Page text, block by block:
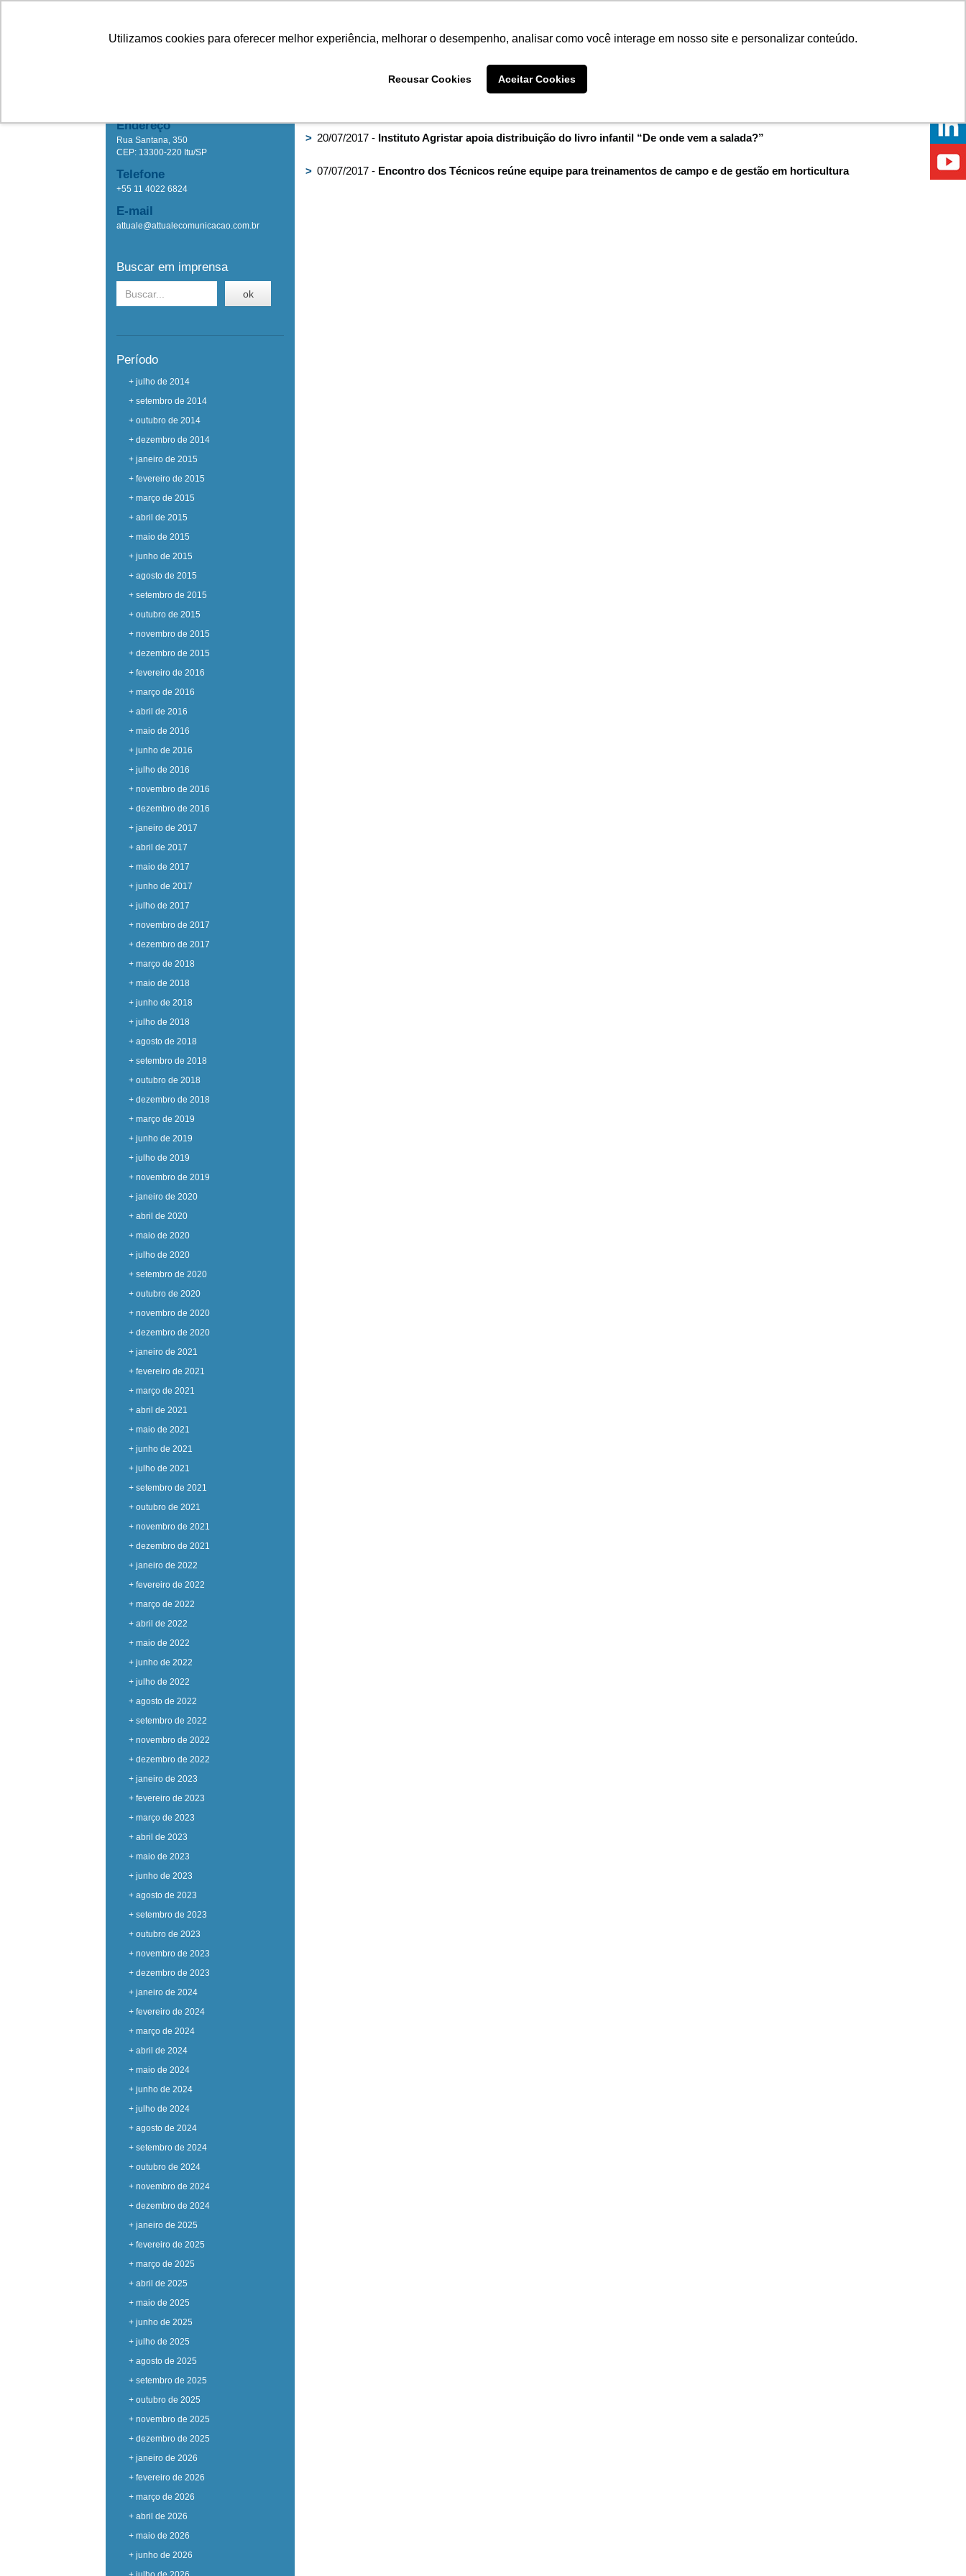
Utilizamos cookies para oferecer melhor experiência, melhorar o desempenho, analisar como você interage em nosso site e personalizar conteúdo.
Recusar Cookies Aceitar Cookies
Endereço
Rua Santana, 350
CEP: 13300-220 Itu/SP
Telefone
+55 11 4022 6824
E-mail
attuale@attualecomunicacao.com.br
Buscar em imprensa
ok
Período
+ julho de 2014
+ setembro de 2014
+ outubro de 2014
+ dezembro de 2014
+ janeiro de 2015
+ fevereiro de 2015
+ março de 2015
+ abril de 2015
+ maio de 2015
+ junho de 2015
+ agosto de 2015
+ setembro de 2015
+ outubro de 2015
+ novembro de 2015
+ dezembro de 2015
+ fevereiro de 2016
+ março de 2016
+ abril de 2016
+ maio de 2016
+ junho de 2016
+ julho de 2016
+ novembro de 2016
+ dezembro de 2016
+ janeiro de 2017
+ abril de 2017
+ maio de 2017
+ junho de 2017
+ julho de 2017
+ novembro de 2017
+ dezembro de 2017
+ março de 2018
+ maio de 2018
+ junho de 2018
+ julho de 2018
+ agosto de 2018
+ setembro de 2018
+ outubro de 2018
+ dezembro de 2018
+ março de 2019
+ junho de 2019
+ julho de 2019
+ novembro de 2019
+ janeiro de 2020
+ abril de 2020
+ maio de 2020
+ julho de 2020
+ setembro de 2020
+ outubro de 2020
+ novembro de 2020
+ dezembro de 2020
+ janeiro de 2021
+ fevereiro de 2021
+ março de 2021
+ abril de 2021
+ maio de 2021
+ junho de 2021
+ julho de 2021
+ setembro de 2021
+ outubro de 2021
+ novembro de 2021
+ dezembro de 2021
+ janeiro de 2022
+ fevereiro de 2022
+ março de 2022
+ abril de 2022
+ maio de 2022
+ junho de 2022
+ julho de 2022
+ agosto de 2022
+ setembro de 2022
+ novembro de 2022
+ dezembro de 2022
+ janeiro de 2023
+ fevereiro de 2023
+ março de 2023
+ abril de 2023
+ maio de 2023
+ junho de 2023
+ agosto de 2023
+ setembro de 2023
+ outubro de 2023
+ novembro de 2023
+ dezembro de 2023
+ janeiro de 2024
+ fevereiro de 2024
+ março de 2024
+ abril de 2024
+ maio de 2024
+ junho de 2024
+ julho de 2024
+ agosto de 2024
+ setembro de 2024
+ outubro de 2024
+ novembro de 2024
+ dezembro de 2024
+ janeiro de 2025
+ fevereiro de 2025
+ março de 2025
+ abril de 2025
+ maio de 2025
+ junho de 2025
+ julho de 2025
+ agosto de 2025
+ setembro de 2025
+ outubro de 2025
+ novembro de 2025
+ dezembro de 2025
+ janeiro de 2026
+ fevereiro de 2026
+ março de 2026
+ abril de 2026
+ maio de 2026
+ junho de 2026
> 20/07/2017 - Instituto Agristar apoia distribuição do livro infantil “De onde vem a salada?”
> 07/07/2017 - Encontro dos Técnicos reúne equipe para treinamentos de campo e de gestão em horticultura